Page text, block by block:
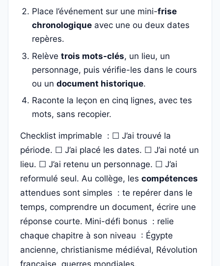
Place l’événement sur une mini-frise
chronologique avec une ou deux dates
repères.
Relève trois mots-clés, un lieu, un
personnage, puis vérifie-les dans le cours
ou un document historique.
Raconte la leçon en cinq lignes, avec tes
mots, sans recopier.
Checklist imprimable : ☐ J’ai trouvé la
période. ☐ J’ai placé les dates. ☐ J’ai noté un
lieu. ☐ J’ai retenu un personnage. ☐ J’ai
reformulé seul. Au collège, les compétences
attendues sont simples : te repérer dans le
temps, comprendre un document, écrire une
réponse courte. Mini-défi bonus : relie
chaque chapitre à son niveau : Égypte
ancienne, christianisme médiéval, Révolution